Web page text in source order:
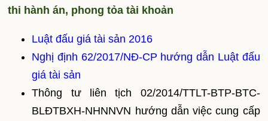
thi hành án, phong tỏa tài khoản
Luật đấu giá tài sản 2016
Nghị định 62/2017/NĐ-CP hướng dẫn Luật đấu
giá tài sản
Thông tư liên tịch 02/2014/TTLT-BTP-BTC-
BLĐTBXH-NHNNVN hướng dẫn việc cung cấp